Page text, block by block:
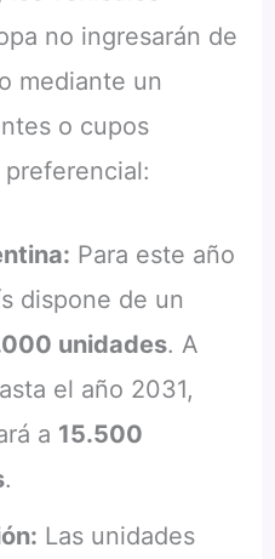
no ingresarán de
mediante un
o cupos
Para este año
dispone de un
unidades. A
el año 2031,
a 15.500
.
Las unidades